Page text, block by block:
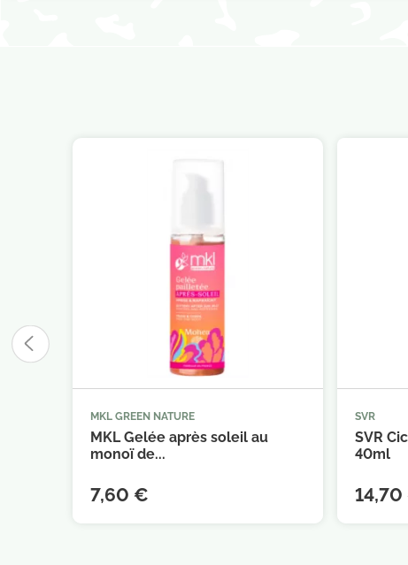

MKL GREEN NATURE
MKL Gelée après soleil au
monoï de...
7,60 €

SVR
SVR
40ml